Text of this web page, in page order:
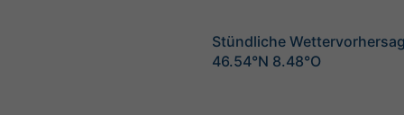
Stündliche
46.54°N 8.48°O